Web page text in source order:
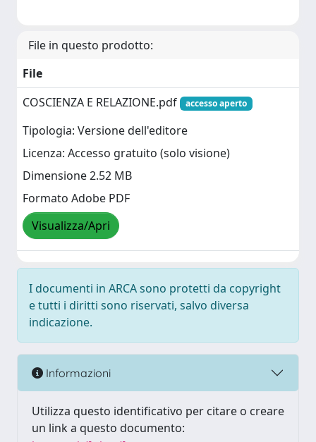
File in questo prodotto:
File
COSCIENZA E RELAZIONE.pdf
accesso aperto
Tipologia: Versione dell'editore
Licenza: Accesso gratuito (solo visione)
Dimensione 2.52 MB
Formato Adobe PDF
Visualizza/Apri
I documenti in ARCA sono protetti da copyright
e tutti i diritti sono riservati, salvo diversa
indicazione.
Informazioni
Utilizza questo identificativo per citare o creare
un link a questo documento: